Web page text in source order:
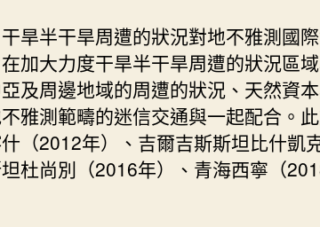
旱半干旱周遭的狀況對地不雅測國
加大力度干旱半干旱周遭的狀況區
及周邊地域的周遭的狀況、天然資
雅測範疇的迷信交通與一起配合。
（2012年）、吉爾吉斯斯坦比什凱
杜尚別（2016年）、青海西寧（